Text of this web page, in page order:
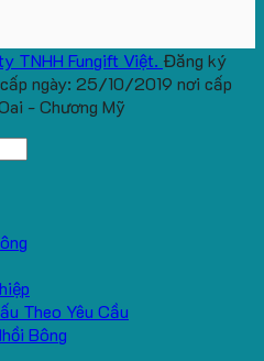
TNHH Fungift Việt. Đăng ký
ngày: 25/10/2019 nơi cấp
- Chương Mỹ
Theo Yêu Cầu
Bông